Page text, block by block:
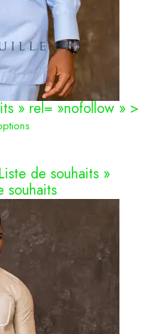
» rel= »nofollow » >
Liste de souhaits »
souhaits